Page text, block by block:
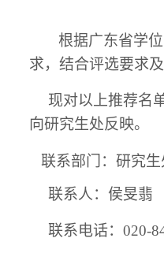
根据广东省学
求，结合评选要求
现对以上推荐名
向研究生处反映。
联系部门：研究生
联系人：侯旻翡
联系电话： 020-